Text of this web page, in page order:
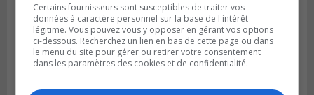
Certains fournisseurs sont susceptibles de traiter vos
données à caractère personnel sur la base de l'intérêt
légitime. Vous pouvez vous y opposer en gérant vos options
ci-dessous. Recherchez un lien en bas de cette page ou dans
le menu du site pour gérer ou retirer votre consentement
dans les paramètres des cookies et de confidentialité.